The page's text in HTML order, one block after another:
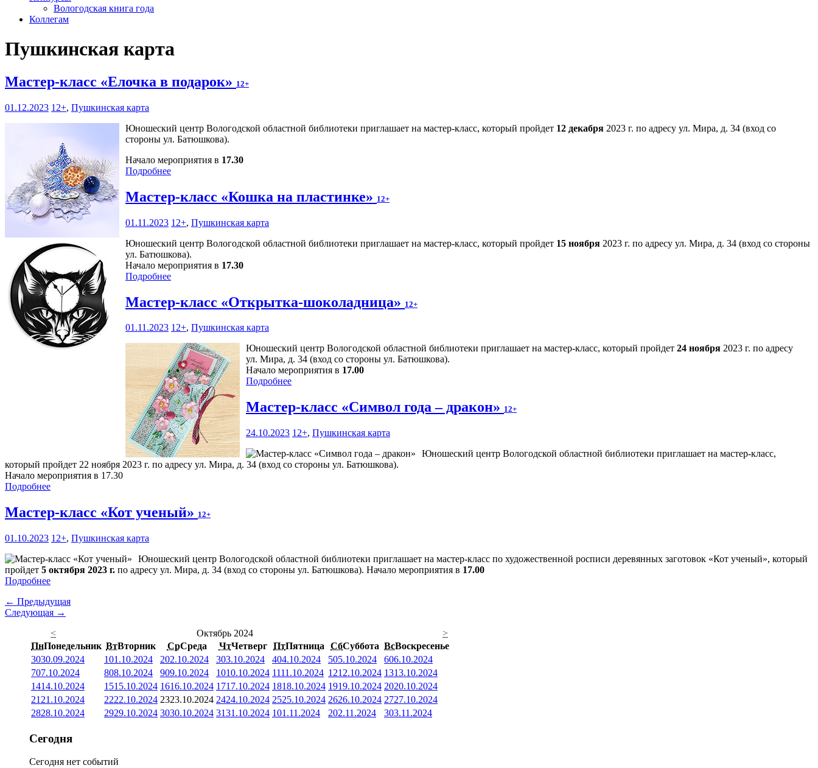
Вологодская книга года
Коллегам
Пушкинская карта
Мастер-класс «Елочка в подарок» 12+
01.12.2023 12+, Пушкинская карта
Юношеский центр Вологодской областной библиотеки приглашает на мастер-класс, который пройдет 12 декабря 2023 г. по адресу ул. Мира, д. 34 (вход со
стороны ул. Батюшкова).
Начало мероприятия в 17.30
Подробнее
Мастер-класс «Кошка на пластинке» 12+
01.11.2023 12+, Пушкинская карта
Юношеский центр Вологодской областной библиотеки приглашает на мастер-класс, который пройдет 15 ноября 2023 г. по адресу ул. Мира, д. 34 (вход со стороны
ул. Батюшкова).
Начало мероприятия в 17.30
Подробнее
Мастер-класс «Открытка-шоколадница» 12+
01.11.2023 12+, Пушкинская карта
Юношеский центр Вологодской областной библиотеки приглашает на мастер-класс, который пройдет 24 ноября 2023 г. по адресу
ул. Мира, д. 34 (вход со стороны ул. Батюшкова).
Начало мероприятия в 17.00
Подробнее
Мастер-класс «Символ года – дракон» 12+
24.10.2023 12+, Пушкинская карта
Юношеский центр Вологодской областной библиотеки приглашает на мастер-класс,
который пройдет 22 ноября 2023 г. по адресу ул. Мира, д. 34 (вход со стороны ул. Батюшкова).
Начало мероприятия в 17.30
Подробнее
Мастер-класс «Кот ученый» 12+
01.10.2023 12+, Пушкинская карта
Юношеский центр Вологодской областной библиотеки приглашает на мастер-класс по художественной росписи деревянных заготовок «Кот ученый», который
пройдет 5 октября 2023 г. по адресу ул. Мира, д. 34 (вход со стороны ул. Батюшкова). Начало мероприятия в 17.00
Подробнее
← Предыдущая
Следующая →
<
Октябрь 2024
>
ПнПонедельник ВтВторник СрСреда ЧтЧетверг ПтПятница СбСуббота ВсВоскресенье
3030.09.2024 101.10.2024 202.10.2024 303.10.2024 404.10.2024 505.10.2024 606.10.2024
707.10.2024 808.10.2024 909.10.2024 1010.10.2024 1111.10.2024 1212.10.2024 1313.10.2024
1414.10.2024 1515.10.2024 1616.10.2024 1717.10.2024 1818.10.2024 1919.10.2024 2020.10.2024
21 21.10.2024 2222.10.2024 2323.10.2024 2424.10.2024 2525.10.2024 2626.10.2024 2727.10.2024
2828.10.2024 2929.10.2024 3030.10.2024 3131.10.2024 101.11.2024 202.11.2024 303.11.2024
Сегодня
Сегодня нет событий